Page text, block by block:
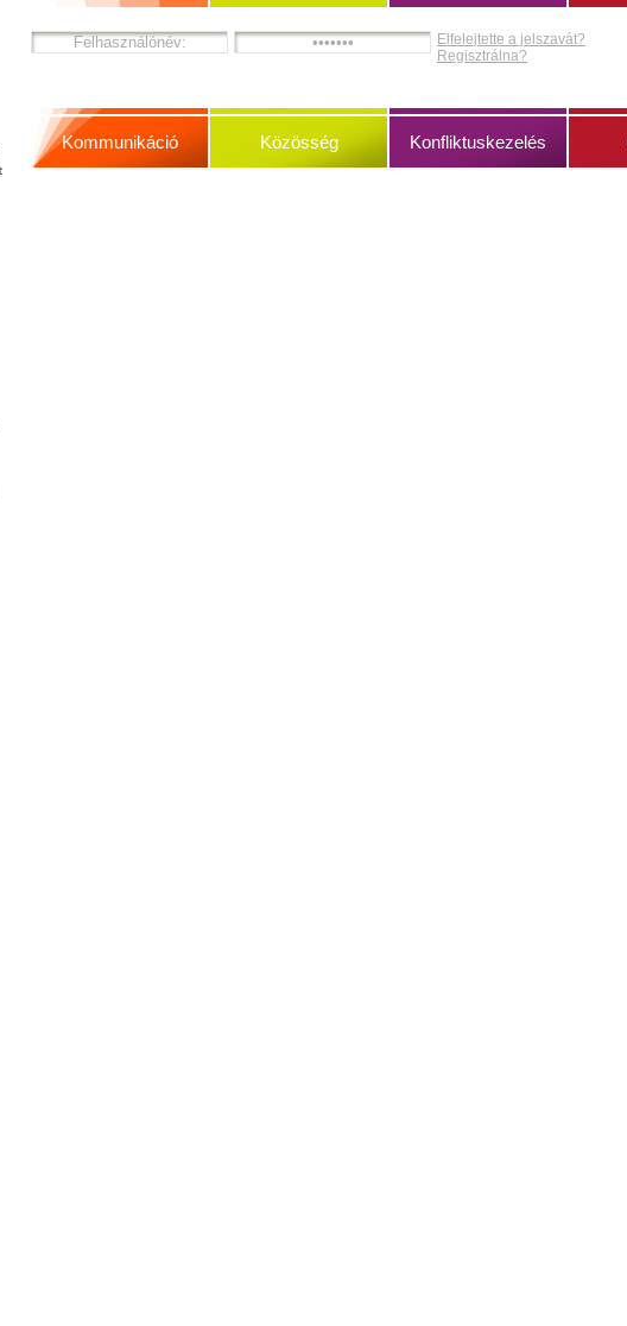
Elfelejtette a jelszavát?
Regisztrálna?
Kommunikáció Közösség Konfliktuskezelés